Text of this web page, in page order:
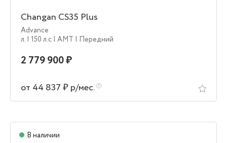
Changan CS35 Plus
Advance
л. | 150 л.c | AMT | Передний
2 779 900 ₽
от 44 837 ₽ р/мес.
В наличии